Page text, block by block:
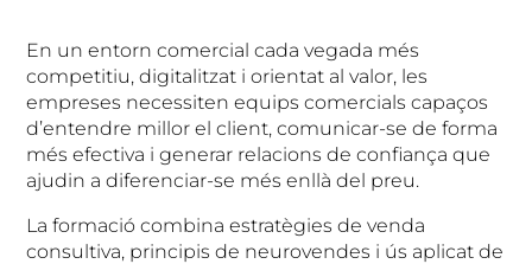
En un entorn comercial cada vegada més
competitiu, digitalitzat i orientat al valor, les
empreses necessiten equips comercials capaços
d’entendre millor el client, comunicar-se de forma
més efectiva i generar relacions de confiança que
ajudin a diferenciar-se més enllà del preu.
La formació combina estratègies de venda
consultiva, principis de neurovendes i ús aplicat de